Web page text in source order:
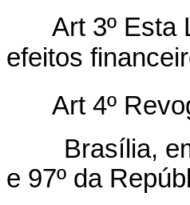
Art 3º Esta
efeitos
Art 4º
Brasília, em
e 97º da